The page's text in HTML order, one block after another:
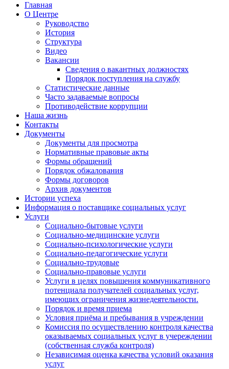
Главная
О Центре
Руководство
История
Структура
Видео
Вакансии
Сведения о вакантных должностях
Порядок поступления на службу
Статистические данные
Часто задаваемые вопросы
Противодействие коррупции
Наша жизнь
Контакты
Документы
Документы для просмотра
Нормативные правовые акты
Формы обращений
Порядок обжалования
Формы договоров
Архив документов
Истории успеха
Информация о поставщике социальных услуг
Услуги
Социально-бытовые услуги
Социально-медицинские услуги
Социально-психологические услуги
Социально-педагогические услуги
Социально-трудовые
Социально-правовые услуги
Услуги в целях повышения коммуникативного
потенциала получателей социальных услуг,
имеющих ограничения жизнедеятельности.
Порядок и время приема
Условия приёма и пребывания в учреждении
Комиссия по осуществлению контроля качества
оказываемых социальных услуг в учереждении
(собственная служба контроля)
Независимая оценка качества условий оказания
услуг